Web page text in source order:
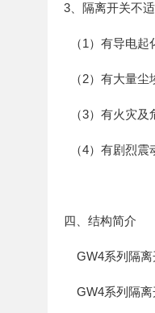
3、隔离开关不
（1）有导电起
（2）有大量尘
（3）有火灾及
（4）有剧烈震
四、结构简介
GW4系列隔离
GW4系列隔离